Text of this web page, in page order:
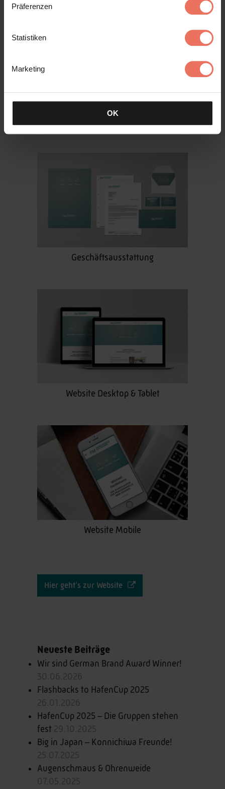
Präferenzen
Statistiken
Marketing
OK
Geschäftsausstattung
Website Desktop & Tablet
Website Mobile
Hier geht’s zur Website
Neueste Beiträge
Wir sind German Brand Award Winner!
Flashbacks to HafenCup 2025
HafenCup 2025 – Die Gruppen stehen
fest
Big in Japan – Konnichiwa Freunde!
Augenschmaus & Ohrenweide